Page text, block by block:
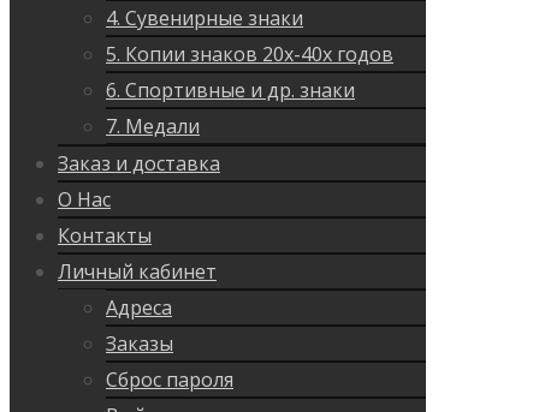
4. Сувенирные знаки
5. Копии знаков 20х-40х годов
6. Спортивные и др. знаки
7. Медали
Заказ и доставка
О Нас
Контакты
Личный кабинет
Адреса
Заказы
Сброс пароля